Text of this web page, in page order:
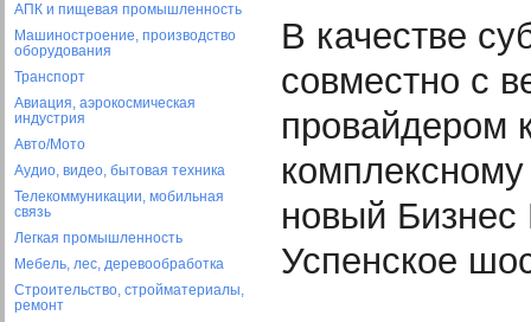
АПК и пищевая промышленность
Машиностроение, производство
оборудования
Транспорт
Авиация, аэрокосмическая
индустрия
Авто/Мото
Аудио, видео, бытовая техника
Телекоммуникации, мобильная
связь
Легкая промышленность
Мебель, лес, деревообработка
Строительство, стройматериалы,
ремонт
В качестве
совместно с
провайдером
новый
Успенское